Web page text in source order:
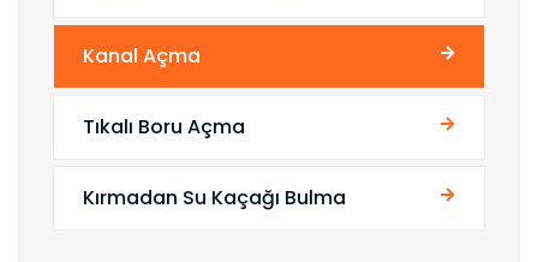
Kanal Açma
Tıkalı Boru Açma
Kırmadan Su Kaçağı Bulma